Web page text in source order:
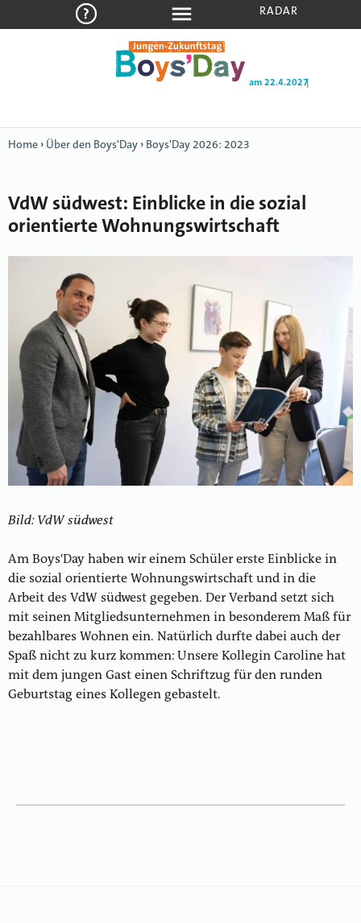
am 22.4.2027|
RADAR
Home › Über den Boys'Day › Boys'Day 2026: 2023
VdW südwest: Einblicke in die sozial
orientierte Wohnungswirtschaft
Bild: VdW südwest
Am Boys'Day haben wir einem Schüler erste Einblicke in
die sozial orientierte Wohnungswirtschaft und in die
Arbeit des VdW südwest gegeben. Der Verband setzt sich
mit seinen Mitgliedsunternehmen in besonderem Maß für
bezahlbares Wohnen ein. Natürlich durfte dabei auch der
Spaß nicht zu kurz kommen: Unsere Kollegin Caroline hat
mit dem jungen Gast einen Schriftzug für den runden
Geburtstag eines Kollegen gebastelt.